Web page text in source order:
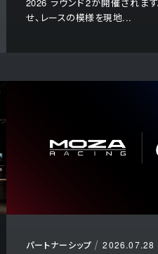
せ、レースの模様を現地...
パートナーシップ 2026.07.28